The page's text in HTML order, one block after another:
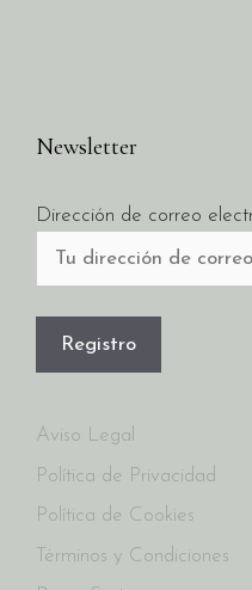
Newsletter
Dirección de correo
Aviso Legal
Política de Privacidad
Política de Cookies
Términos y Condiciones